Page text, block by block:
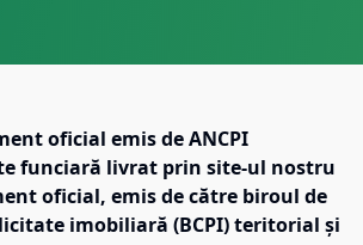
oficial emis de ANCPI
funciară livrat prin site-ul nostru
oficial, emis de către biroul de
imobiliară (BCPI) teritorial și